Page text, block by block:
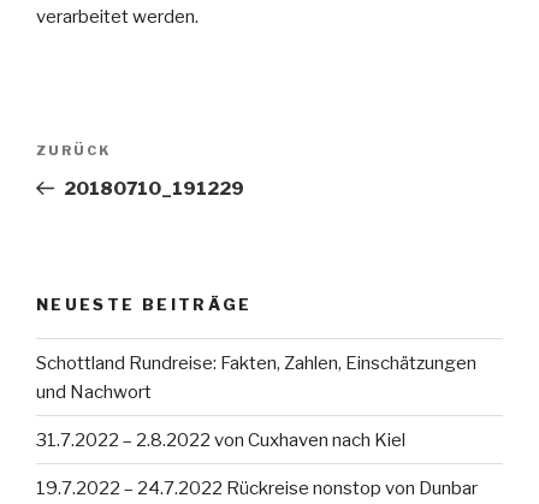
verarbeitet werden.
Beitragsnavigation
Vorheriger
Beitrag
ZURÜCK
20180710_191229
NEUESTE BEITRÄGE
Schottland Rundreise: Fakten, Zahlen, Einschätzungen
und Nachwort
31.7.2022 – 2.8.2022 von Cuxhaven nach Kiel
19.7.2022 – 24.7.2022 Rückreise nonstop von Dunbar